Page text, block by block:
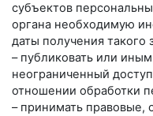
субъектов
органа необходимую
даты получения такого
– публиковать или
неограниченный
отношении обработки
– принимать правовые,